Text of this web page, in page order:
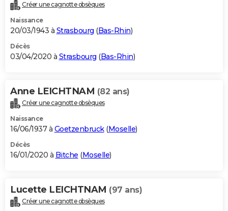
Créer une cagnotte obsèques
Naissance
20/03/1943 à Strasbourg (Bas-Rhin)
Décès
03/04/2020 à Strasbourg (Bas-Rhin)
Anne LEICHTNAM (82 ans)
Créer une cagnotte obsèques
Naissance
16/06/1937 à Goetzenbruck(Moselle)
Décès
16/01/2020 à Bitche (Moselle)
Lucette LEICHTNAM (97 ans)
Créer une cagnotte obsèques